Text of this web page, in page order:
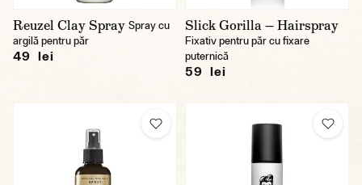
Reuzel Clay Spray Spray cu
argilă pentru păr
49 lei
Slick Gorilla — Hairspray
Fixativ pentru păr cu fixare
puternică
59 lei